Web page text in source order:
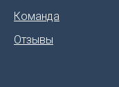
Команда
Отзывы